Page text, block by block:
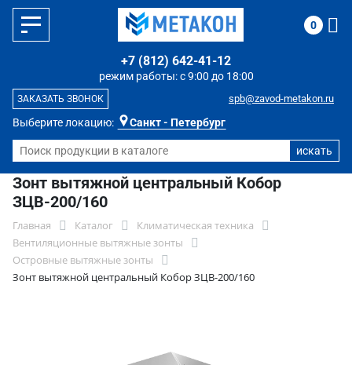
Выберите локацию: Санкт - Петербург
режим работы: с 9:00 до 18:00
+7 (812) 642-41-12
spb@zavod-metakon.ru
ЗАКАЗАТЬ ЗВОНОК
0
Зонт вытяжной центральный Кобор
ЗЦВ-200/160
Главная Каталог
Климатическая техника
Вентиляционные вытяжные зонты
Островные вытяжные зонты
Зонт вытяжной центральный Кобор ЗЦВ-200/160